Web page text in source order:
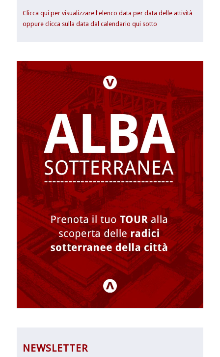
Clicca qui per visualizzare l'elenco data per data delle attività
oppure clicca sulla data dal calendario qui sotto
NEWSLETTER